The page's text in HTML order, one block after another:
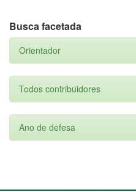
Busca facetada
Orientador
Todos contribuidores
Ano de defesa